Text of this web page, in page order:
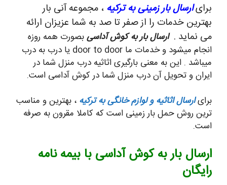
برایارسال بار زمینی به ترکیه ، مجموعه آنی بار
بهترین خدمات را از صفر تا صد به شما عزیزان ارائه
می نماید . ارسال بار به کوش آداسیبصورت همه روزه
انجام میشود و خدمات ما door to door یا درب به درب
میباشد . این به معنی بارگیری اثاثیه درب منزل شما در
ایران و تحویل آن درب منزل شما در کوش آداسی است.
برایارسال اثاثیه و لوازم خانگی به ترکیه ، بهترین و مناسب
ترین روش حمل بار زمینی است که کاملا مقرون به صرفه
است.
ارسال بار به کوش آداسی با بیمه نامه
رایگان